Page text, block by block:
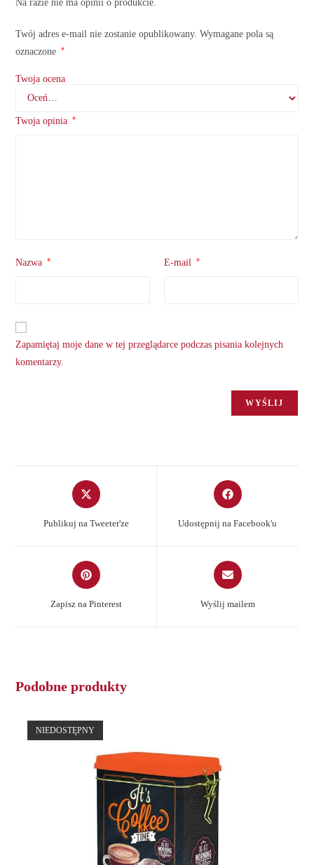
Na razie nie ma opinii o produkcie.
Twój adres e-mail nie zostanie opublikowany. Wymagane pola są
oznaczone
*
Twoja ocena
Twoja opinia *
Nazwa * E-mail *
Zapamiętaj moje dane w tej przeglądarce podczas pisania kolejnych
komentarzy.
Opens
in
new
Publikuj na Tweeter'ze
Opens
in
new
Udostępnij na Facebook'u
Opens
in
Zapisz na Pinterest
Opens
in
new
Wyślij mailem
Podobne produkty
NIEDOSTĘPNY